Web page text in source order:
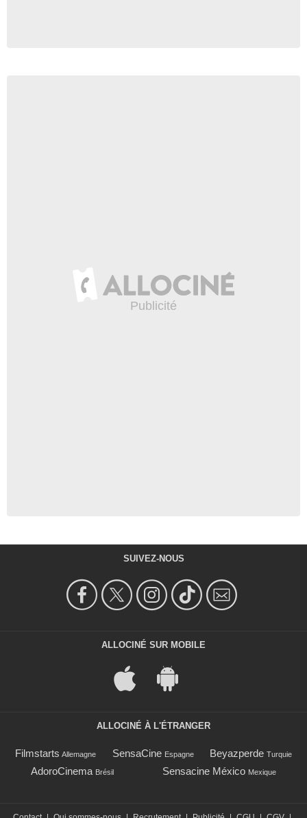
SUIVEZ-NOUS
ALLOCINÉ SUR MOBILE
ALLOCINÉ À L'ÉTRANGER
Filmstarts Allemagne SensaCine Espagne Beyazperde Turquie
AdoroCinema Brésil Sensacine México Mexique